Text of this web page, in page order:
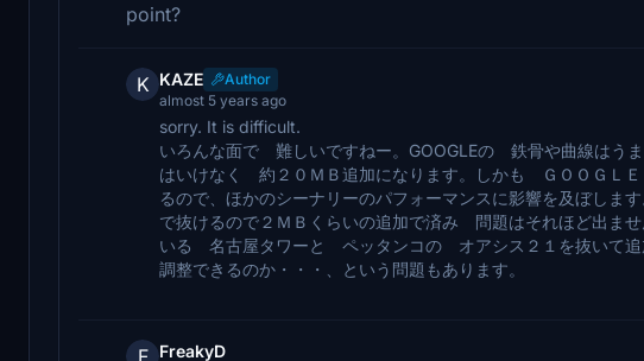
point?
K KAZE
Author
almost 5 years ago
sorry. It is difficult.
いろんな面で 難しいですねー。GOOGLEの 鉄骨や曲線はう
はいけなく 約２０ＭＢ追加になります。しかも ＧＯＯＧＬ
るので、ほかのシーナリーのパフォーマンスに影響を及ぼしま
で抜けるので２ＭＢくらいの追加で済み 問題はそれほど出ま
いる 名古屋タワーと ペッタンコの オアシス２１を抜いて追
調整できるのか・・・、という問題もあります。
F FreakyD